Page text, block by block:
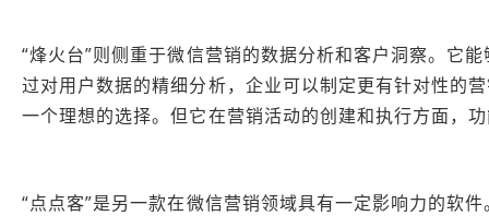
“烽火台”则侧重于微信营销的数据分析和客户洞察。它
过对用户数据的精细分析，企业可以制定更有针对性的
一个理想的选择。但它在营销活动的创建和执行方面，
“点点客”是另一款在微信营销领域具有一定影响力的软